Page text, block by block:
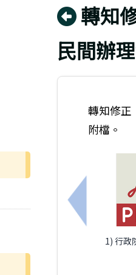
回上
轉知
民間辦
上一筆：轉
轉知修正
附檔。
1) 行政